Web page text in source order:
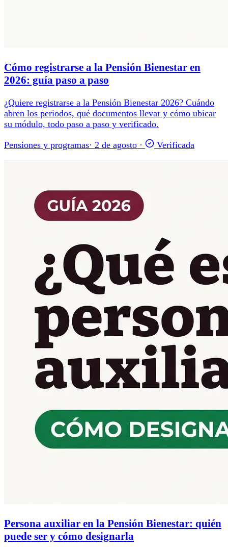
Cómo registrarse a la Pensión Bienestar en
2026: guía paso a paso
¿Quiere registrarse a la Pensión Bienestar 2026? Cuándo
abren los periodos, qué documentos llevar y cómo ubicar
su módulo, todo paso a paso y verificado.
Pensiones y programas· 2 de agosto · Verificada
Persona auxiliar en la Pensión Bienestar: quién
puede ser y cómo designarla